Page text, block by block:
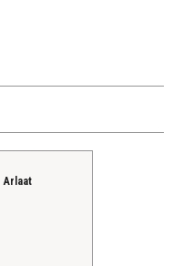
Arlaat